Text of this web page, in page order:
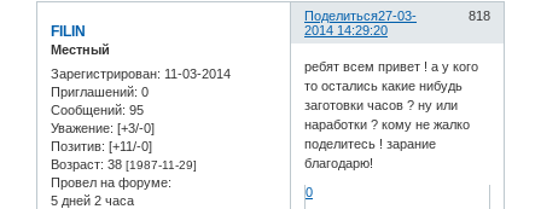
Поделиться 818
27-03-
2014 14:29:20
FILIN
Местный
Зарегистрирован: 11-03-2014
Приглашений: 0
Сообщений: 95
Уважение: [+3/-0]
Позитив: [+11/-0]
Возраст: 38 [1987-11-29]
Провел на форуме:
5 дней 2 часа
ребят всем привет ! а у кого
то остались какие нибудь
заготовки часов ? ну или
наработки ? кому не жалко
поделитесь ! зарание
благодарю!
0